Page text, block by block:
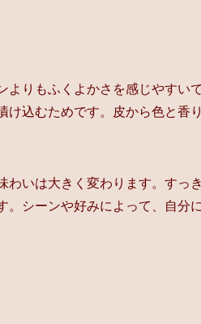
よりもふくよかさを感じやすい
け込むためです。皮から色と香
わいは大きく変わります。すっ
シーンや好みによって、自分